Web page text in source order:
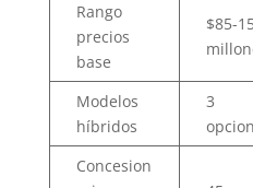
Rango
precios
base
$85-
Modelos
híbridos
3
Concesion